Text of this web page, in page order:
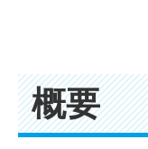
概要